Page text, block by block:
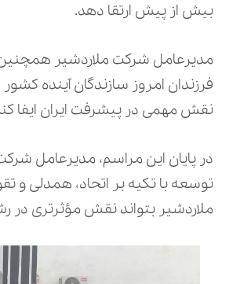
بیش از پیش ارتقا دهد.
مدیرعامل شرکت ملاردشیر
فرزندان امروز سازندگان آینده
نقش مهمی در پیشرفت ایران ایفا
در پایان این مراسم، مدیرعامل
توسعه با تکیه بر اتحاد، همدلی و
ملاردشیر بتواند نقش مؤثرتری در